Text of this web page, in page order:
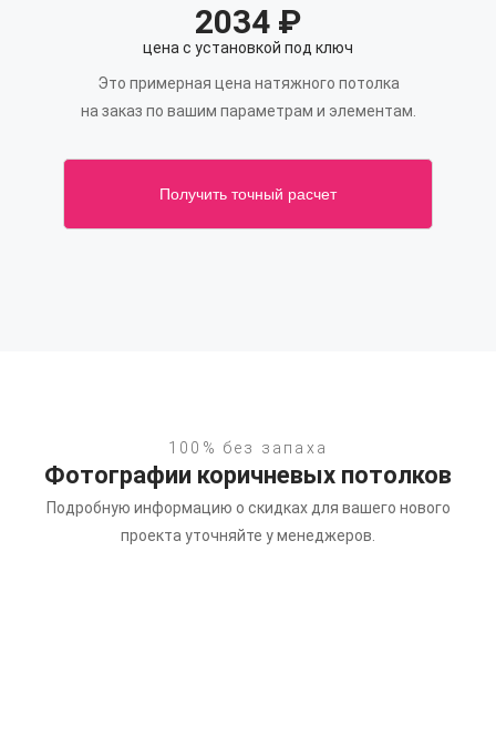
2034 ₽
цена с установкой под ключ
Это примерная цена натяжного потолка
на заказ по вашим параметрам и элементам.
Получить точный расчет
100% без запаха
Фотографии коричневых потолков
Подробную информацию о скидках для вашего нового
проекта уточняйте у менеджеров.